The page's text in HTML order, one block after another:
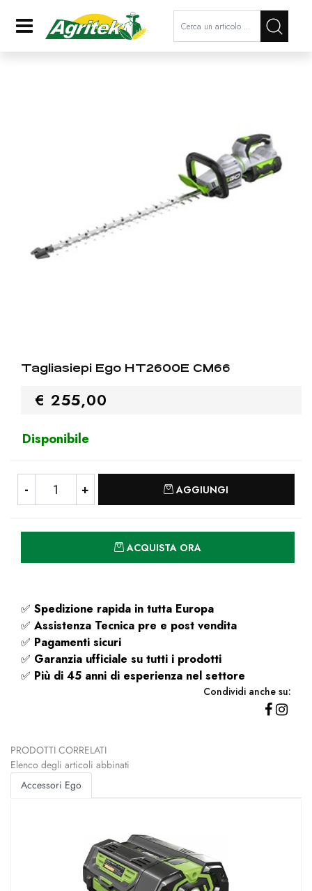
Open La modifica di un filtro
Tagliasiepi Ego HT2600E CM66
€ 255,00
Disponibile
AGGIUNGI
ACQUISTA ORA
✅ Spedizione rapida in tutta Europa
✅ Assistenza Tecnica pre e post vendita
✅ Pagamenti sicuri
✅ Garanzia ufficiale su tutti i prodotti
✅ Più di 45 anni di esperienza nel settore
Condividi anche su:
PRODOTTI CORRELATI
Elenco degli articoli abbinati
Accessori Ego